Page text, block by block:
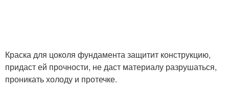
Краска для цоколя фундамента защитит конструкцию,
придаст ей прочности, не даст материалу разрушаться,
проникать холоду и протечке.